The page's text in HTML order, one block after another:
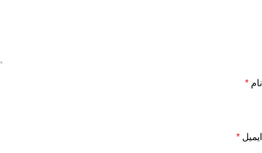
نام *
ایمیل *